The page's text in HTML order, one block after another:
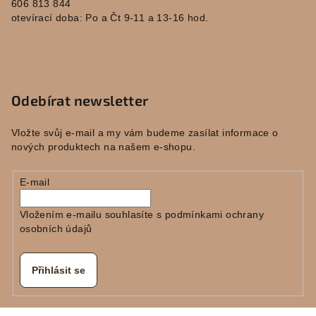
606 813 844
otevírací doba: Po a Čt 9-11 a 13-16 hod.
Odebírat newsletter
Vložte svůj e-mail a my vám budeme zasílat informace o
nových produktech na našem e-shopu.
E-mail
Vložením e-mailu souhlasíte s podmínkami ochrany
osobních údajů
Přihlásit se